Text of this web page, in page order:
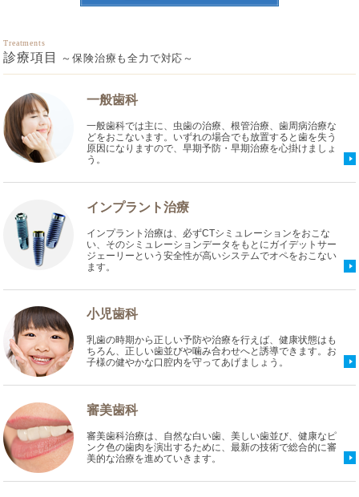
Treatments
診療項目 ～保険治療も全力で対応～
一般歯科
一般歯科では主に、虫歯の治療、根管治療、歯周病治療な
どをおこないます。いずれの場合でも放置すると歯を失う
原因になりますので、早期予防・早期治療を心掛けましょ
う。
インプラント治療
インプラント治療は、必ずCTシミュレーションをおこな
い、そのシミュレーションデータをもとにガイデットサー
ジェーリーという安全性が高いシステムでオペをおこない
ます。
小児歯科
乳歯の時期から正しい予防や治療を行えば、健康状態はも
ちろん、正しい歯並びや噛み合わせへと誘導できます。お
子様の健やかな口腔内を守ってあげましょう。
審美歯科
審美歯科治療は、自然な白い歯、美しい歯並び、健康なピ
ンク色の歯肉を演出するために、最新の技術で総合的に審
美的な治療を進めていきます。